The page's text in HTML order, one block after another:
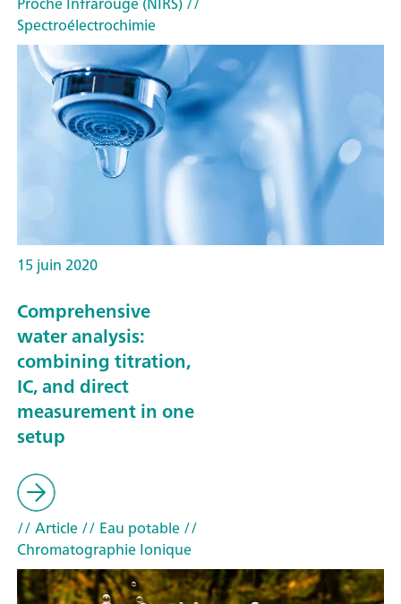
Spectroélectrochimie
15 juin 2020
Comprehensive
water analysis:
combining titration,
IC, and direct
measurement in one
setup
// Article// Eau potable//
Chromatographie Ionique